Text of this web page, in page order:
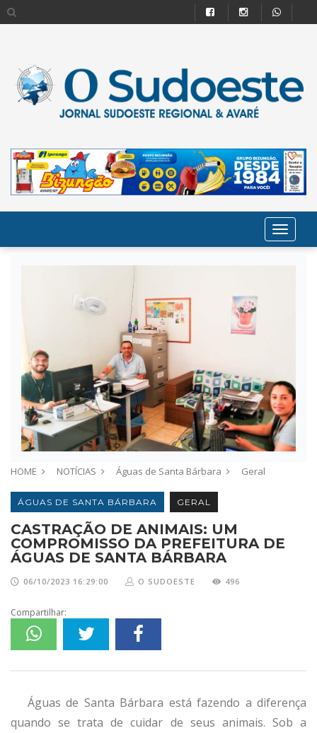
HOME NOTÍCIAS Águas de Santa Bárbara Geral
ÁGUAS DE SANTA BÁRBARA GERAL
CASTRAÇÃO DE ANIMAIS: UM
COMPROMISSO DA PREFEITURA DE
ÁGUAS DE SANTA BÁRBARA
06/10/2023 16:29:00 O SUDOESTE 496
Compartilhar:
Águas de Santa Bárbara está fazendo a diferença
quando se trata de cuidar de seus animais. Sob a